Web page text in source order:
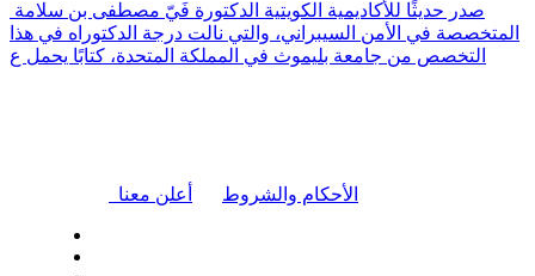
المتخصصة في الأمن السيبراني، والتي نالت درجة الدكتوراه في هذا
التخصص من جامعة بليموث في المملكة المتحدة، كتابًا يحمل ع
أعلن معنا الأحكام والشروط